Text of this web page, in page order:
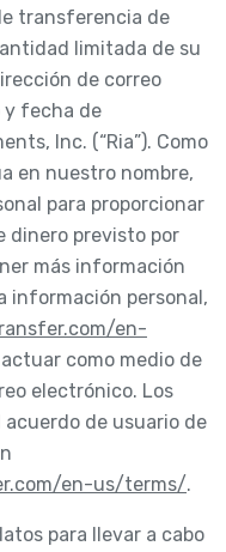
transferencia de
limitada de su
de correo
y fecha de
Inc. (“Ria”). Como
en nuestro nombre,
para proporcionar
dinero previsto por
más información
información personal,
en-
actuar como medio de
electrónico. Los
acuerdo de usuario de
en-us/terms/.
para llevar a cabo